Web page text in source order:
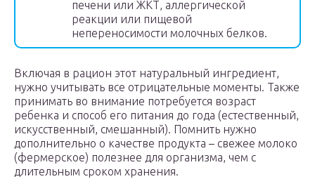
печени или ЖКТ, аллергической
реакции или пищевой
непереносимости молочных белков.
Включая в рацион этот натуральный ингредиент,
нужно учитывать все отрицательные моменты. Также
принимать во внимание потребуется возраст
ребенка и способ его питания до года (естественный,
искусственный, смешанный). Помнить нужно
дополнительно о качестве продукта – свежее молоко
(фермерское) полезнее для организма, чем с
длительным сроком хранения.